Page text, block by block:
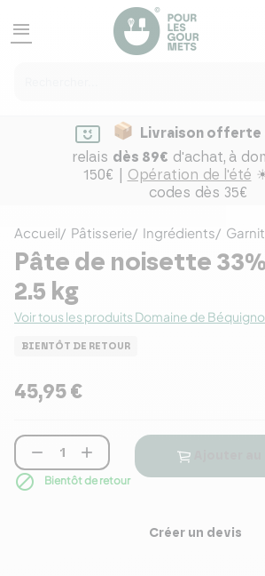
menu
Livraison offerte
relais dès 89€ d'achat, à
150€ | Opération de l'été
codes dès 35€
Accueil Pâtisserie Ingrédients
Pâte de noisette
2.5 kg
Voir tous les produits Domaine de
BIENTÔT DE RETOUR
45,95 €
 
 Bientôt de retour
Créer un devis